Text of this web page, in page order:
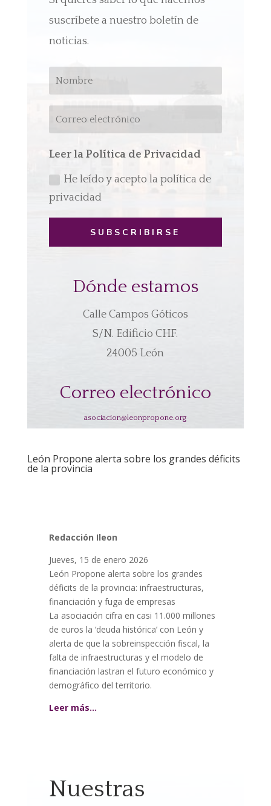
suscríbete a nuestro boletín de
noticias.
Leer la Política de Privacidad
He leído y acepto la política de
privacidad
SUBSCRIBIRSE
Dónde estamos
Calle Campos Góticos
S/N. Edificio CHF.
24005 León
Correo electrónico
asociacion@leonpropone.org
León Propone alerta sobre los grandes déficits
de la provincia
Redacción Ileon
Jueves, 15 de enero 2026
León Propone alerta sobre los grandes
déficits de la provincia: infraestructuras,
financiación y fuga de empresas
La asociación cifra en casi 11.000 millones
de euros la ‘deuda histórica’ con León y
alerta de que la sobreinspección fiscal, la
falta de infraestructuras y el modelo de
financiación lastran el futuro económico y
demográfico del territorio.
Leer más…
Nuestras